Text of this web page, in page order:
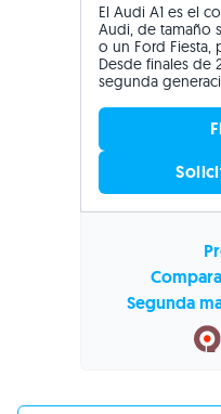
El Audi A1 es el
Audi, de tamaño
o un Ford Fiesta,
Desde finales de
segunda
Segunda